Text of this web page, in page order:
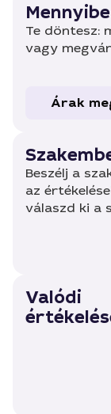
Te döntesz:
vagy
Árak
Beszélj a
az
válaszd ki a
Valódi